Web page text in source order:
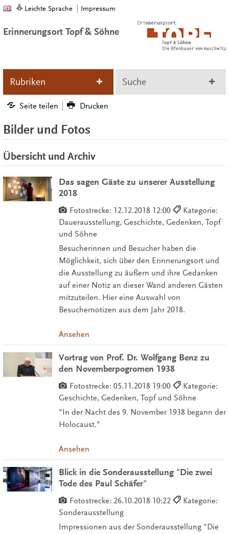
Leichte Sprache Impressum
Erinnerungsort Topf & Söhne
Rubriken Suche
Seite teilen Drucken
Bilder und Fotos
Übersicht und Archiv
Das sagen Gäste zu unserer Ausstellung
2018
Fotostrecke: 12.12.2018 12:00
Kategorie:
Dauerausstellung, Geschichte, Gedenken, Topf
und Söhne
Besucherinnen und Besucher haben die
Möglichkeit, sich über den Erinnerungsort und
die Ausstellung zu äußern und ihre Gedanken
auf einer Notiz an dieser Wand anderen Gästen
mitzuteilen. Hier eine Auswahl von
Besuchernotizen aus dem Jahr 2018.
Ansehen
Vortrag von Prof. Dr. Wolfgang Benz zu
den Novemberpogromen 1938
Fotostrecke: 05.11.2018 19:00
Kategorie:
Geschichte, Gedenken, Topf und Söhne
"In der Nacht des 9. November 1938 begann der
Holocaust."
Ansehen
Blick in die Sonderausstellung "Die zwei
Tode des Paul Schäfer"
Fotostrecke: 26.10.2018 10:22
Kategorie:
Sonderausstellung
Impressionen aus der Sonderausstellung "Die